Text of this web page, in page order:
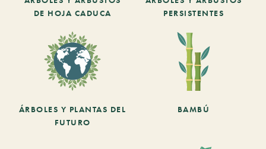
DE HOJA CADUCA
PERSISTENTES
ÁRBOLES Y PLANTAS DEL
FUTURO
BAMBÚ